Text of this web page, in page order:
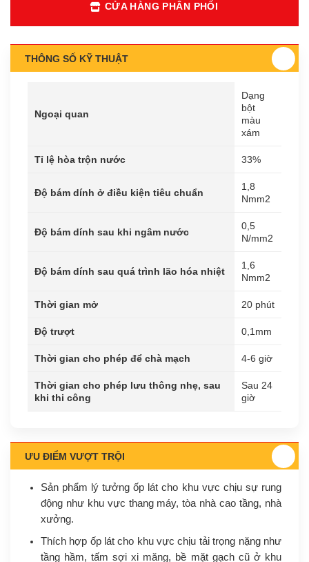
CỬA HÀNG PHÂN PHỐI
THÔNG SỐ KỸ THUẬT
Ngoại quan
Dạng
bột
màu
xám
Tỉ lệ hòa trộn nước 33%
Độ bám dính ở điều kiện tiêu chuẩn
1,8
Nmm2
Độ bám dính sau khi ngâm nước
0,5
N/mm2
Độ bám dính sau quá trình lão hóa nhiệt
1,6
Nmm2
Thời gian mở 20 phút
Độ trượt 0,1mm
Thời gian cho phép để chà mạch 4-6 giờ
Thời gian cho phép lưu thông nhẹ, sau
khi thi công
Sau 24
giờ
ƯU ĐIỂM VƯỢT TRỘI
Sản phẩm lý tưởng ốp lát cho khu vực chịu sự rung
động như khu vực thang máy, tòa nhà cao tầng, nhà
xưởng.
Thích hợp ốp lát cho khu vực chịu tải trọng nặng như
tầng hầm, tấm sợi xi măng, bề mặt gạch cũ ở khu